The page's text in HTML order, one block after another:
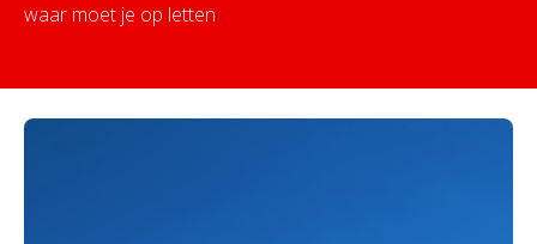
waar moet je op letten